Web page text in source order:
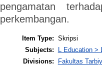
pengamatan
perkembangan.
Item Type: Skripsi
Subjects:
L Education >
Divisions:
Fakultas